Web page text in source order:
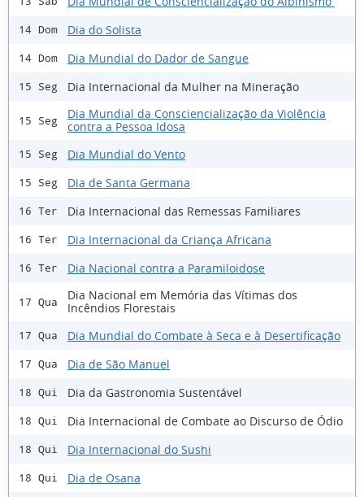
14 Dom Dia do Solista
14 Dom Dia Mundial do Dador de Sangue
15 Seg Dia Internacional da Mulher na Mineração
15 Seg
Dia Mundial da Consciencialização da Violência
contra a Pessoa Idosa
15 Seg Dia Mundial do Vento
15 Seg Dia de Santa Germana
16 Ter Dia Internacional das Remessas Familiares
16 Ter Dia Internacional da Criança Africana
16 Ter Dia Nacional contra a Paramiloidose
17 Qua
Dia Nacional em Memória das Vítimas dos
Incêndios Florestais
17 Qua Dia Mundial do Combate à Seca e à Desertificação
17 Qua Dia de São Manuel
18 Qui Dia da Gastronomia Sustentável
18 Qui Dia Internacional de Combate ao Discurso de Ódio
18 Qui Dia Internacional do Sushi
18 Qui Dia de Osana